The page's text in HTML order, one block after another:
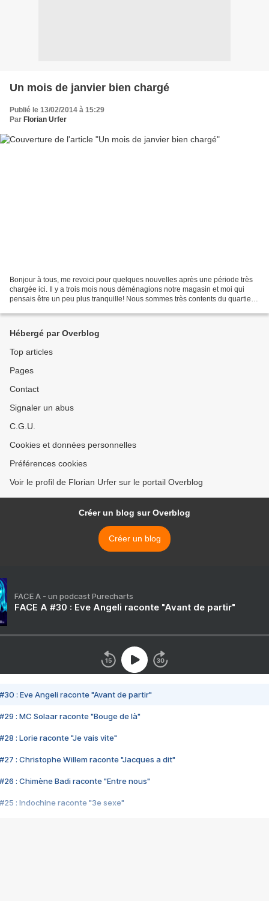
Un mois de janvier bien chargé
Publié le 13/02/2014 à 15:29
Par Florian Urfer
Bonjour à tous, me revoici pour quelques nouvelles après une période très
chargée ici. Il y a trois mois nous déménagions notre magasin et moi qui
pensais être un peu plus tranquille! Nous sommes très contents du quartier
Hébergé par Overblog
Top articles
Pages
Contact
Signaler un abus
C.G.U.
Cookies et données personnelles
Préférences cookies
Voir le profil de Florian Urfer sur le portail Overblog
Créer un blog sur Overblog
Créer un blog
FACE A - un podcast Purecharts
FACE A #30 : Eve Angeli raconte "Avant de partir"
#30 : Eve Angeli raconte "Avant de partir"
#29 : MC Solaar raconte "Bouge de là"
#28 : Lorie raconte "Je vais vite"
#27 : Christophe Willem raconte "Jacques a dit"
#26 : Chimène Badi raconte "Entre nous"
#25 : Indochine raconte "3e sexe"